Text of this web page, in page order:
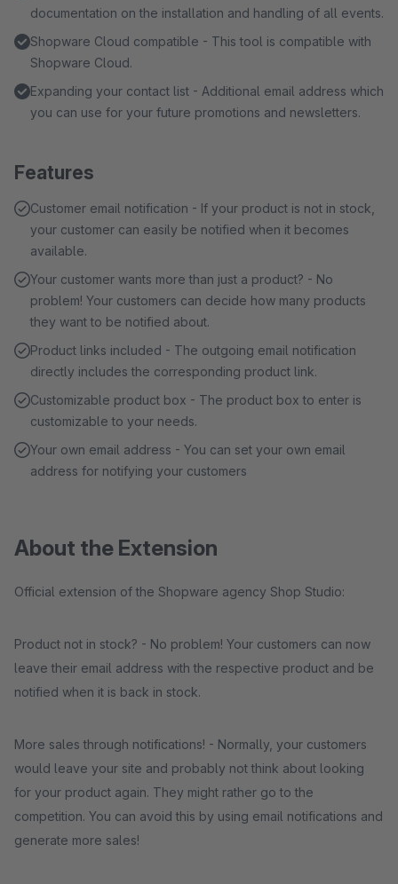
documentation on the installation and handling of all events.
Shopware Cloud compatible - This tool is compatible with
Shopware Cloud.
Expanding your contact list - Additional email address which
you can use for your future promotions and newsletters.
Features
Customer email notification - If your product is not in stock,
your customer can easily be notified when it becomes
available.
Your customer wants more than just a product? - No
problem! Your customers can decide how many products
they want to be notified about.
Product links included - The outgoing email notification
directly includes the corresponding product link.
Customizable product box - The product box to enter is
customizable to your needs.
Your own email address - You can set your own email
address for notifying your customers
About the Extension
Official extension of the Shopware agency Shop Studio:
Product not in stock? - No problem! Your customers can now
leave their email address with the respective product and be
notified when it is back in stock.
More sales through notifications! - Normally, your customers
would leave your site and probably not think about looking
for your product again. They might rather go to the
competition. You can avoid this by using email notifications and
generate more sales!